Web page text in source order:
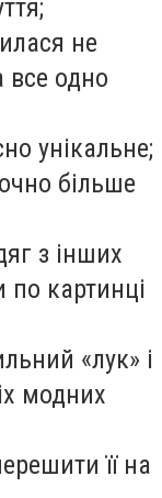
не
все одно
унікальне;
більше
з інших
по картинці
«лук» і
модних
її на